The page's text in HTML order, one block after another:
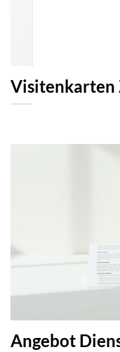
Visitenkarten
Angebot